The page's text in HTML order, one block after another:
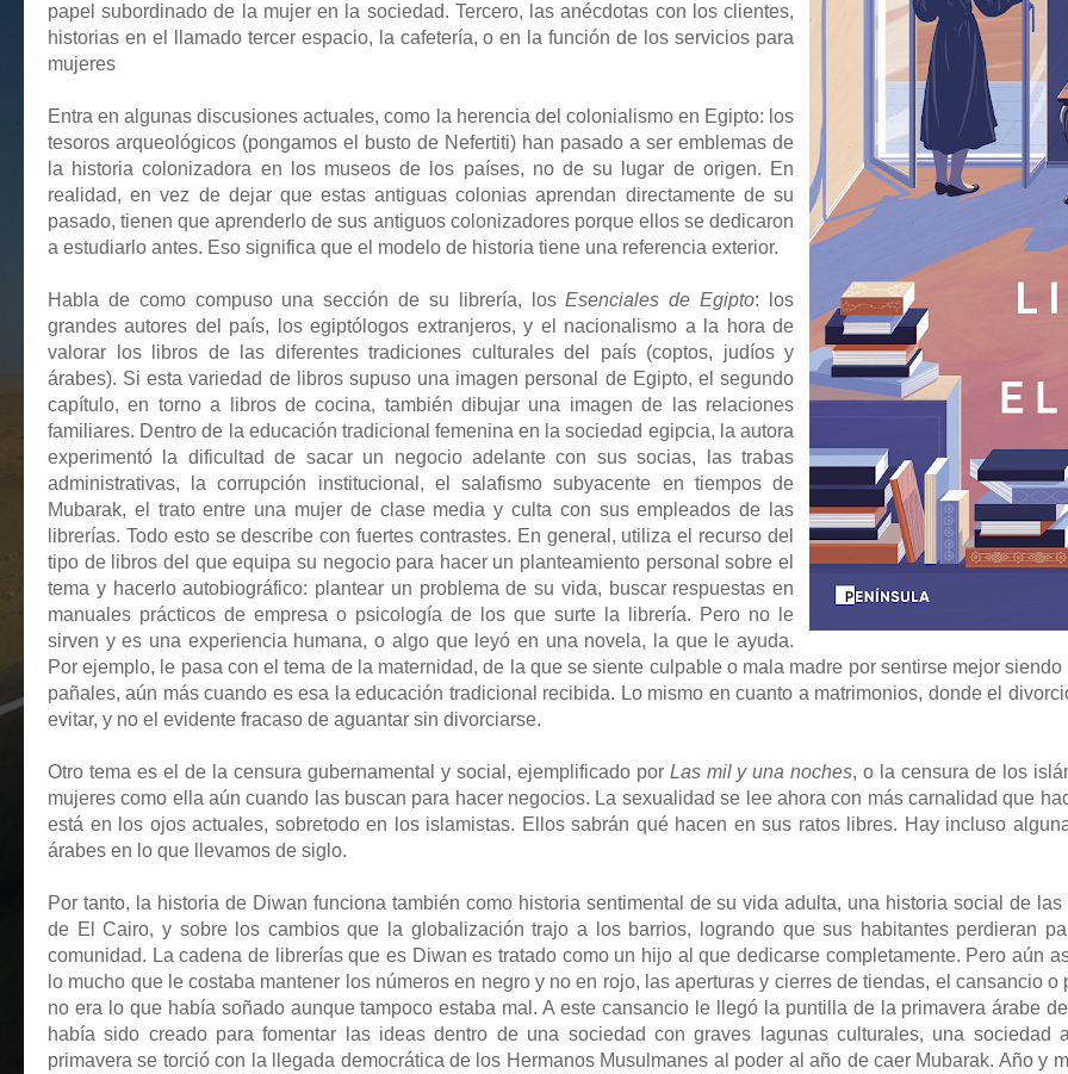
papel subordinado de la mujer en la sociedad. Tercero, las anécdotas con los clientes,
historias en el llamado tercer espacio, la cafetería, o en la función de los servicios para
mujeres
Entra en algunas discusiones actuales, como la herencia del colonialismo en Egipto: los
tesoros arqueológicos (pongamos el busto de Nefertiti) han pasado a ser emblemas de
la historia colonizadora en los museos de los países, no de su lugar de origen. En
realidad, en vez de dejar que estas antiguas colonias aprendan directamente de su
pasado, tienen que aprenderlo de sus antiguos colonizadores porque ellos se dedicaron
a estudiarlo antes. Eso significa que el modelo de historia tiene una referencia exterior.
Habla de como compuso una sección de su librería, losEsenciales de Egipto: los
grandes autores del país, los egiptólogos extranjeros, y el nacionalismo a la hora de
valorar los libros de las diferentes tradiciones culturales del país (coptos, judíos y
árabes). Si esta variedad de libros supuso una imagen personal de Egipto, el segundo
capítulo, en torno a libros de cocina, también dibujar una imagen de las relaciones
familiares. Dentro de la educación tradicional femenina en la sociedad egipcia, la autora
experimentó la dificultad de sacar un negocio adelante con sus socias, las trabas
administrativas, la corrupción institucional, el salafismo subyacente en tiempos de
Mubarak, el trato entre una mujer de clase media y culta con sus empleados de las
librerías. Todo esto se describe con fuertes contrastes. En general, utiliza el recurso del
tipo de libros del que equipa su negocio para hacer un planteamiento personal sobre el
tema y hacerlo autobiográfico: plantear un problema de su vida, buscar respuestas en
manuales prácticos de empresa o psicología de los que surte la librería. Pero no le
sirven y es una experiencia humana, o algo que leyó en una novela, la que le ayuda.
Por ejemplo, le pasa con el tema de la maternidad, de la que se siente culpable o mala madre por sentirse mejor
pañales, aún más cuando es esa la educación tradicional recibida. Lo mismo en cuanto a matrimonios, donde el
evitar, y no el evidente fracaso de aguantar sin divorciarse.
Otro tema es el de la censura gubernamental y social, ejemplificado por Las mil y una noches, o la censura de los
mujeres como ella aún cuando las buscan para hacer negocios. La sexualidad se lee ahora con más carnalidad que
está en los ojos actuales, sobretodo en los islamistas. Ellos sabrán qué hacen en sus ratos libres. Hay incluso
árabes en lo que llevamos de siglo.
Por tanto, la historia de Diwan funciona también como historia sentimental de su vida adulta, una historia social de
de El Cairo, y sobre los cambios que la globalización trajo a los barrios, logrando que sus habitantes perdieran
comunidad. La cadena de librerías que es Diwan es tratado como un hijo al que dedicarse completamente. Pero aún
lo mucho que le costaba mantener los números en negro y no en rojo, las aperturas y cierres de tiendas, el cansancio
no era lo que había soñado aunque tampoco estaba mal. A este cansancio le llegó la puntilla de la primavera árabe
había sido creado para fomentar las ideas dentro de una sociedad con graves lagunas culturales, una sociedad
primavera se torció con la llegada democrática de los Hermanos Musulmanes al poder al año de caer Mubarak. Año y